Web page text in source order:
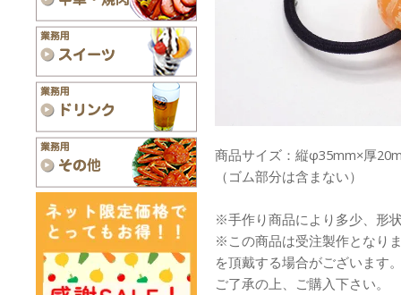
商品サイズ：縦φ35mm×厚
（ゴム部分は含まない）
※手作り商品により多少、形
※この商品は受注製作となり
を頂戴する場合がございます
ご了承の上、ご購入下さい。